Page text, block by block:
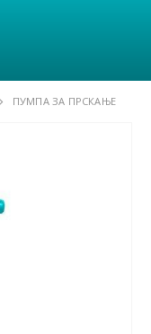
ПУМПА ЗА ПРСКАЊЕ